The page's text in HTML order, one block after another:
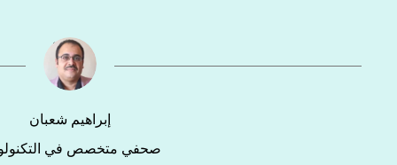
إبراهيم شعبان
صحفي متخصص في